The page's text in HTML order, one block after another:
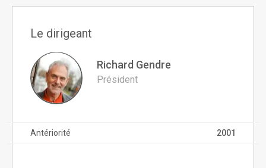
Le dirigeant
Richard Gendre
Président
Antériorité 2001